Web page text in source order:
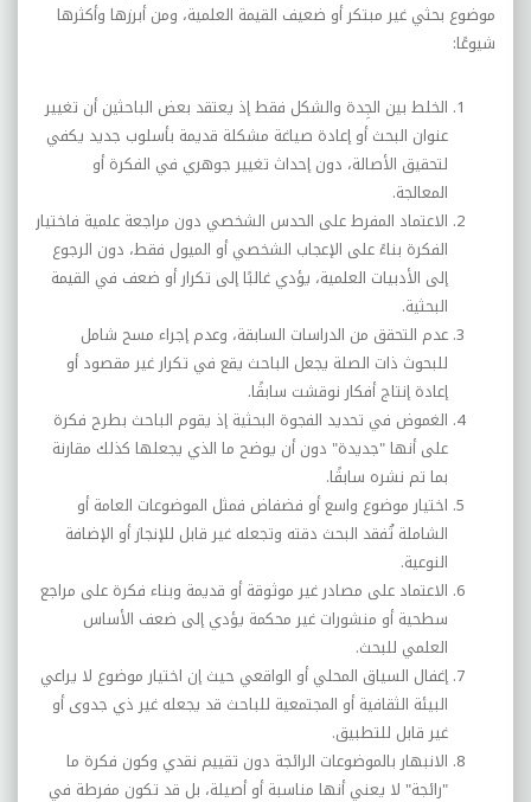
موضوع بحثي غير مبتكر أو ضعيف القيمة العلمية، ومن أبرزها وأكثرها
شيوعًا:
الخلط بين الجِدة والشكل فقط إذ يعتقد بعض الباحثين أن تغيير
عنوان البحث أو إعادة صياغة مشكلة قديمة بأسلوب جديد يكفي
لتحقيق الأصالة، دون إحداث تغيير جوهري في الفكرة أو
المعالجة.
الاعتماد المفرط على الحدس الشخصي دون مراجعة علمية فاختيار
الفكرة بناءً على الإعجاب الشخصي أو الميول فقط، دون الرجوع
إلى الأدبيات العلمية، يؤدي غالبًا إلى تكرار أو ضعف في القيمة
البحثية.
عدم التحقق من الدراسات السابقة، وعدم إجراء مسح شامل
للبحوث ذات الصلة يجعل الباحث يقع في تكرار غير مقصود أو
إعادة إنتاج أفكار نوقشت سابقًا.
الغموض في تحديد الفجوة البحثية إذ يقوم الباحث بطرح فكرة
على أنها "جديدة" دون أن يوضح ما الذي يجعلها كذلك مقارنة
بما تم نشره سابقًا.
اختيار موضوع واسع أو فضفاض فمثل الموضوعات العامة أو
الشاملة تُفقد البحث دقته وتجعله غير قابل للإنجاز أو الإضافة
النوعية.
الاعتماد على مصادر غير موثوقة أو قديمة وبناء فكرة على مراجع
سطحية أو منشورات غير محكمة يؤدي إلى ضعف الأساس
العلمي للبحث.
إغفال السياق المحلي أو الواقعي حيث إن اختيار موضوع لا يراعي
البيئة الثقافية أو المجتمعية للباحث قد يجعله غير ذي جدوى أو
غير قابل للتطبيق.
الانبهار بالموضوعات الرائجة دون تقييم نقدي وكون فكرة ما
"رائجة" لا يعني أنها مناسبة أو أصيلة، بل قد تكون مفرطة في